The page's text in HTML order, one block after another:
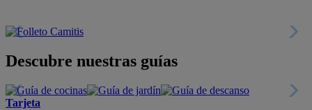
Descubre nuestras guías
Tarjeta